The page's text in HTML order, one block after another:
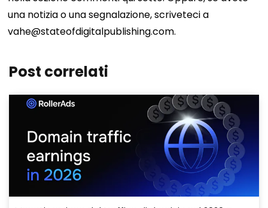
una notizia o una segnalazione, scriveteci a
vahe@stateofdigitalpublishing.com.
Post correlati